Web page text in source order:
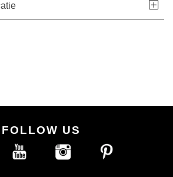
FOLLOW US